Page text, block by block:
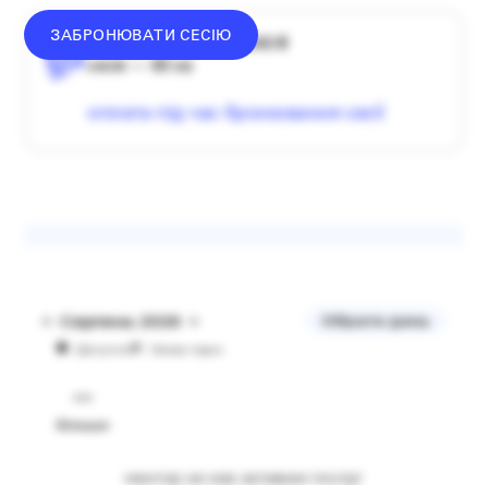
ЗАБРОНЮВАТИ СЕСІЮ
середній донат — 1340 ₴
сесія — 60 хв
оплата під час бронювання сесії